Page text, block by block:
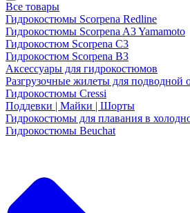
Все товары
Гидрокостюмы Scorpena Redline
Гидрокостюмы Scorpena A3 Yamamoto
Гидрокостюм Scorpena C3
Гидрокостюм Scorpena B3
Аксессуары для гидрокостюмов
Разгрузочные жилеты для подводной
Гидрокостюмы Cressi
Поддевки | Майки | Шорты
Гидрокостюмы для плавания в
Гидрокостюмы Beuchat